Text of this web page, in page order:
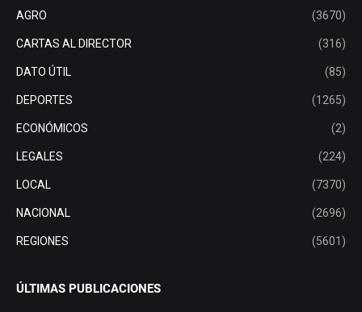
AGRO (3670)
CARTAS AL DIRECTOR (316)
DATO ÚTIL (85)
DEPORTES (1265)
ECONÓMICOS (2)
LEGALES (224)
LOCAL (7370)
NACIONAL (2696)
REGIONES (5601)
ÚLTIMAS PUBLICACIONES